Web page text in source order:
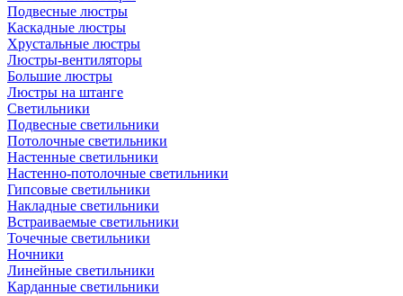
Подвесные люстры
Каскадные люстры
Хрустальные люстры
Люстры-вентиляторы
Большие люстры
Люстры на штанге
Светильники
Подвесные светильники
Потолочные светильники
Настенные светильники
Настенно-потолочные светильники
Гипсовые светильники
Накладные светильники
Встраиваемые светильники
Точечные светильники
Ночники
Линейные светильники
Карданные светильники